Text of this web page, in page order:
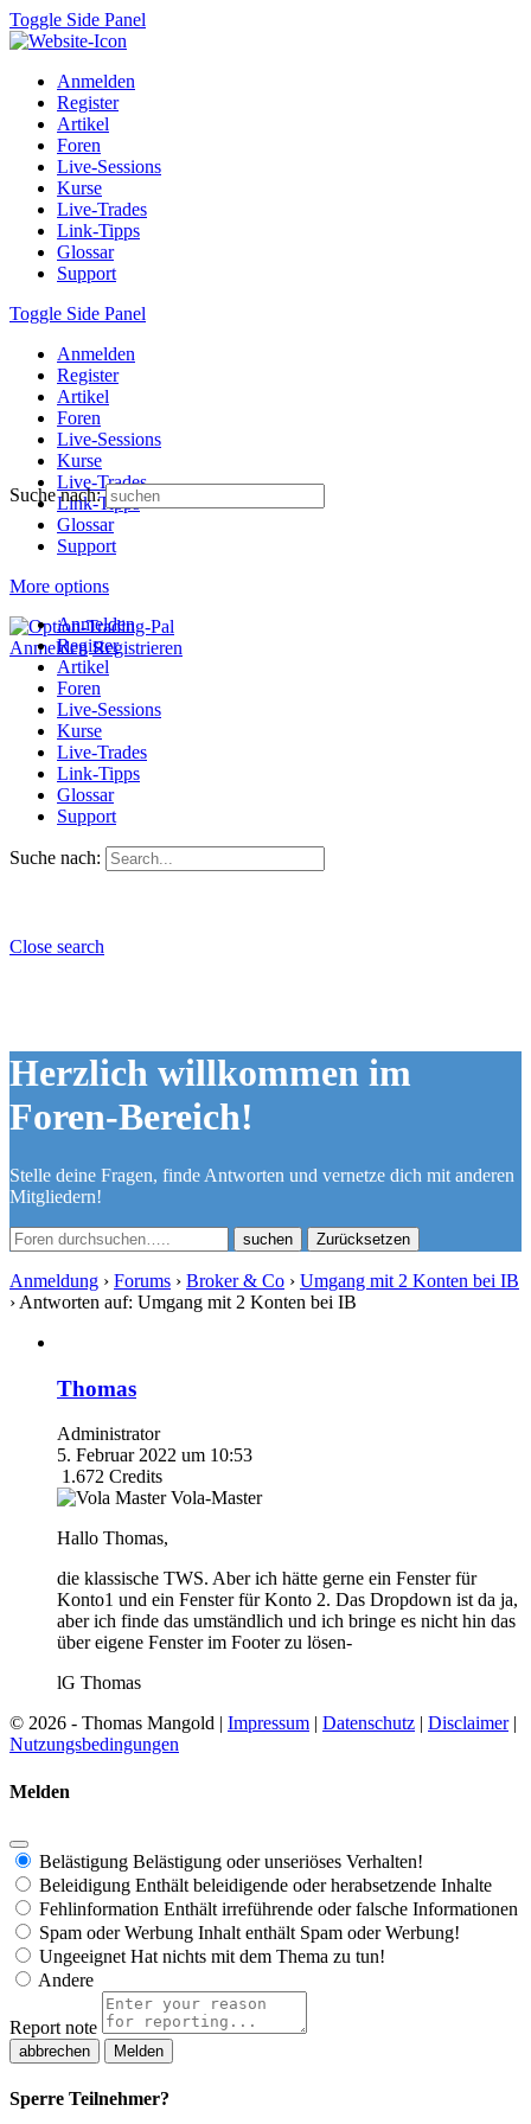
Toggle Side Panel
Anmelden
Register
Artikel
Foren
Live-Sessions
Kurse
Live-Trades
Link-Tipps
Glossar
Support
Toggle Side Panel
Anmelden
Register
Artikel
Foren
Live-Sessions
Kurse
Live-Trades
Link-Tipps
Glossar
Support
More options
Anmelden Registrieren
Suche nach:
Anmelden
Register
Artikel
Foren
Live-Sessions
Kurse
Live-Trades
Link-Tipps
Glossar
Support
Suche nach:
Close search
Herzlich willkommen im
Foren-Bereich!
Stelle deine Fragen, finde Antworten und vernetze dich mit anderen
Mitgliedern!
Zurücksetzen
Anmeldung › Forums › Broker & Co › Umgang mit 2 Konten bei IB
› Antworten auf: Umgang mit 2 Konten bei IB
Thomas
Administrator
5. Februar 2022 um 10:53
1.672 Credits
Vola-Master
Hallo Thomas,
die klassische TWS. Aber ich hätte gerne ein Fenster für
Konto1 und ein Fenster für Konto 2. Das Dropdown ist da ja,
aber ich finde das umständlich und ich bringe es nicht hin das
über eigene Fenster im Footer zu lösen-
lG Thomas
© 2026 - Thomas Mangold | Impressum | Datenschutz | Disclaimer|
Nutzungsbedingungen
Melden
Belästigung Belästigung oder unseriöses Verhalten!
Beleidigung Enthält beleidigende oder herabsetzende Inhalte
Fehlinformation Enthält irreführende oder falsche Informationen
Spam oder Werbung Inhalt enthält Spam oder Werbung!
Ungeeignet Hat nichts mit dem Thema zu tun!
Andere
Report note
Melden
Sperre Teilnehmer?